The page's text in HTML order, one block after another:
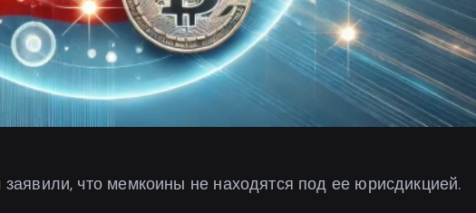
что мемкоины не находятся под ее юрисдикцией.